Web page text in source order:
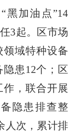
黑加油点”14
3起。区市场
领域特种设备
患12个；区
，联合开展
隐患排查整
人次，累计排